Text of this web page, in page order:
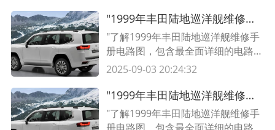
了解该车型的电路结构，并进行正确
的维护和修理。
"1999年丰田陆地巡洋舰维修手册电路图 | 最全详细电路图及维修指南"
"了解1999年丰田陆地巡洋舰维修手
册电路图，包含最全面详细的电路图
和维修指南。快速解决车辆电路问
2025-09-03 20:24:32
"1999年丰田陆地巡洋舰维修手册电路图 | 最全详细电路图及维修指南"
"了解1999年丰田陆地巡洋舰维修手